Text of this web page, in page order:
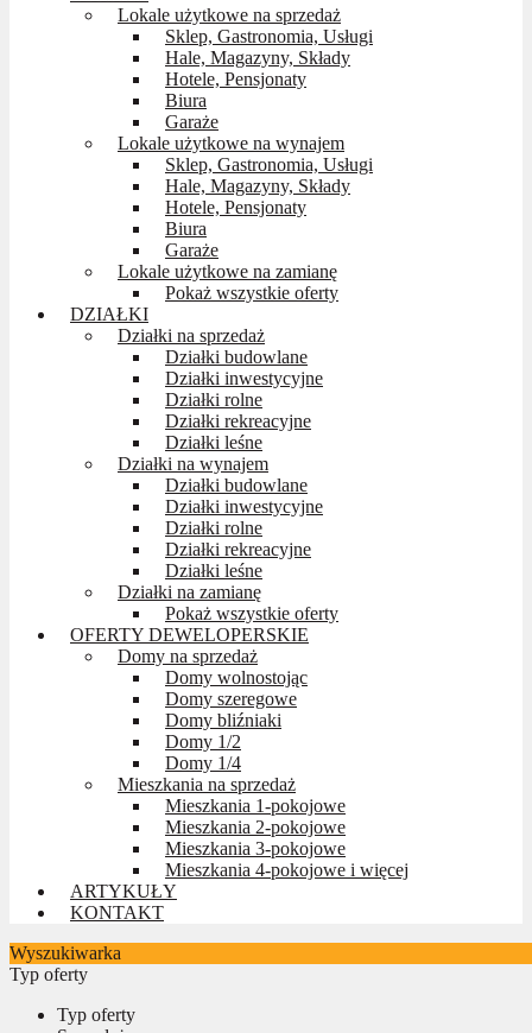
Lokale użytkowe na sprzedaż
Sklep, Gastronomia, Usługi
Hale, Magazyny, Składy
Hotele, Pensjonaty
Biura
Garaże
Lokale użytkowe na wynajem
Sklep, Gastronomia, Usługi
Hale, Magazyny, Składy
Hotele, Pensjonaty
Biura
Garaże
Lokale użytkowe na zamianę
Pokaż wszystkie oferty
DZIAŁKI
Działki na sprzedaż
Działki budowlane
Działki inwestycyjne
Działki rolne
Działki rekreacyjne
Działki leśne
Działki na wynajem
Działki budowlane
Działki inwestycyjne
Działki rolne
Działki rekreacyjne
Działki leśne
Działki na zamianę
Pokaż wszystkie oferty
OFERTY DEWELOPERSKIE
Domy na sprzedaż
Domy wolnostojąc
Domy szeregowe
Domy bliźniaki
Domy 1/2
Domy 1/4
Mieszkania na sprzedaż
Mieszkania 1-pokojowe
Mieszkania 2-pokojowe
Mieszkania 3-pokojowe
Mieszkania 4-pokojowe i więcej
ARTYKUŁY
KONTAKT
Wyszukiwarka
Typ oferty
Typ oferty